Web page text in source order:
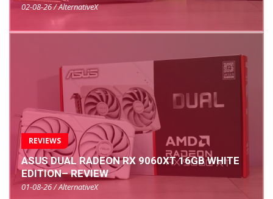
02-08-26 / AlternativeX
REVIEWS
ASUS DUAL RADEON RX 9060XT 16GB WHITE
EDITION– REVIEW
01-08-26 / AlternativeX